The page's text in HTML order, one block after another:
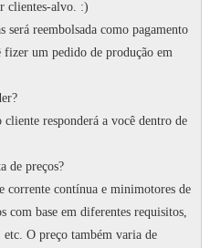
clientes-alvo. :)
será reembolsada como pagamento
fizer um pedido de produção em
responderá a você dentro de
de preços?
corrente contínua e minimotores de
com base em diferentes requisitos,
O preço também varia de